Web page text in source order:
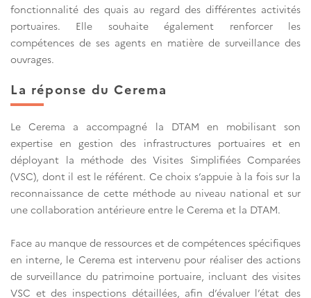
fonctionnalité des quais au regard des différentes activités
portuaires. Elle souhaite également renforcer les
compétences de ses agents en matière de surveillance des
ouvrages.
La réponse du Cerema
Le Cerema a accompagné la DTAM en mobilisant son
expertise en gestion des infrastructures portuaires et en
déployant la méthode des Visites Simplifiées Comparées
(VSC), dont il est le référent. Ce choix s’appuie à la fois sur la
reconnaissance de cette méthode au niveau national et sur
une collaboration antérieure entre le Cerema et la DTAM.
Face au manque de ressources et de compétences spécifiques
en interne, le Cerema est intervenu pour réaliser des actions
de surveillance du patrimoine portuaire, incluant des visites
VSC et des inspections détaillées, afin d’évaluer l’état des